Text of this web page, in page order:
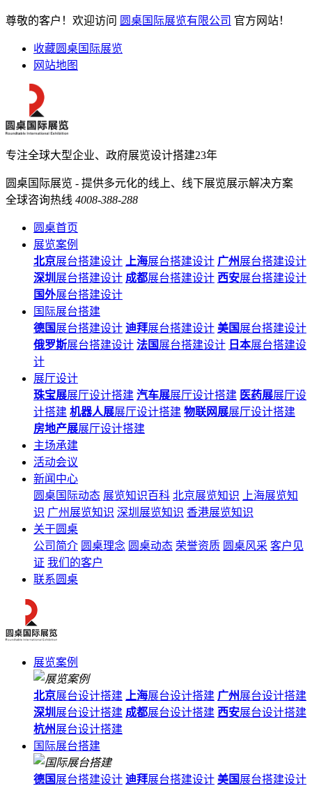
尊敬的客户！欢迎访问 圆桌国际展览有限公司 官方网站！
收藏圆桌国际展览
网站地图
专注全球大型企业、政府展览设计搭建23年
圆桌国际展览 - 提供多元化的线上、线下展览展示解决方案
全球咨询热线 4008-388-288
圆桌首页
展览案例
北京展台搭建设计 上海展台搭建设计 广州展台搭建设计
深圳 展台搭建设计 成都展台搭建设计 西安展台搭建设计
国外展台搭建设计
国际展台搭建
德国 展台搭建设计 迪拜展台搭建设计 美国 展台搭建设计
俄罗斯展台搭建设计 法国 展台搭建设计 日本展台搭建设
计
展厅设计
珠宝展展厅设计搭建 汽车展展厅设计搭建 医药展展厅设
计搭建 机器人展展厅设计搭建 物联网展展厅设计搭建
房地产展展厅设计搭建
主场承建
活动会议
新闻中心
圆桌国际动态 展览知识百科 北京展览知识
上海展览知
识 广州展览知识 深圳展览知识 香港展览知识
关于圆桌
公司简介 圆桌理念 圆桌动态 荣誉资质 圆桌风采 客户见
证 我们的客户
联系圆桌
展览案例
北京展台设计搭建 上海展台设计搭建 广州展台设计搭建
深圳 展台设计搭建 成都展台设计搭建 西安展台设计搭建
杭州展台设计搭建
国际展台搭建
德国 展台搭建设计 迪拜展台搭建设计 美国 展台搭建设计